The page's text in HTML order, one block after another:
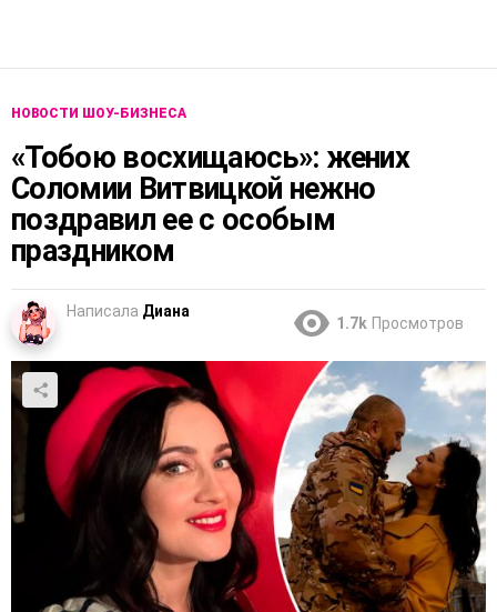
НОВОСТИ ШОУ-БИЗНЕСА
«Тобою восхищаюсь»: жених
Соломии Витвицкой нежно
поздравил ее с особым
праздником
Написала Диана
1.7k Просмотров